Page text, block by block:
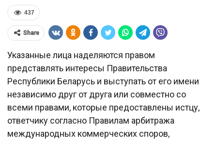
437
Share
Указанные лица наделяются правом
представлять интересы Правительства
Республики Беларусь и выступать от его имени
независимо друг от друга или совместно со
всеми правами, которые предоставлены истцу,
ответчику согласно Правилам арбитража
международных коммерческих споров,